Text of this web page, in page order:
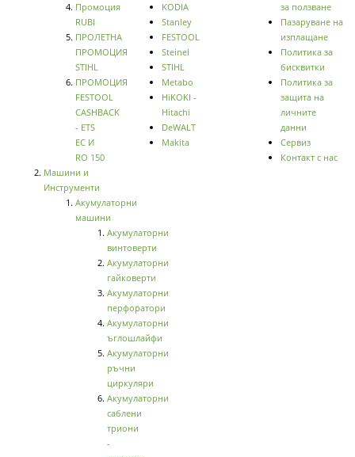
Промоция
RUBI
ПРОЛЕТНА
ПРОМОЦИЯ
STIHL
ПРОМОЦИЯ
FESTOOL
CASHBACK
- ETS
EC И
RO 150
Машини и
Инструменти
Акумулаторни
машини
Акумулаторни
винтоверти
Акумулаторни
гайковерти
Акумулаторни
перфоратори
Акумулаторни
ъглошлайфи
Акумулаторни
ръчни
циркуляри
Акумулаторни
саблени
триони
-
KODIA
Stanley
FESTOOL
Steinel
STIHL
Metabo
HiKOKI -
Hitachi
DeWALT
Makita
за ползване
Пазаруване на
изплащане
Политика за
бисквитки
Политика за
защита на
личните
данни
Сервиз
Контакт с нас